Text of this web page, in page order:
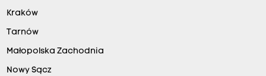
Kraków
Tarnów
Małopolska Zachodnia
Nowy Sącz